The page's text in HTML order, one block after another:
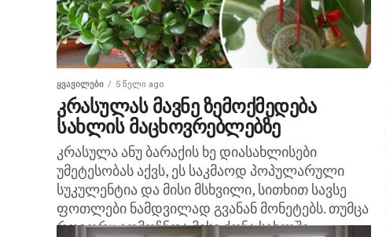
ᲧᲕᲐᲕᲘᲚᲔᲑᲘ 5 წელი ago
კრასულას მავნე ზემოქმედება
სახლის მაცხოვრებლებზე
კრასულა ანუ ბარაქის ხე დიასახლისები
უმეტესობას აქვს, ეს საკმაოდ პოპულარული
სუკულენტია და მისი მსხვილი, სითხით სავსე
ფოთლები ნამდვილად გვანან მონეტებს. თუმცა
როგორც აღმოჩნდა მისი ქონა სახლში...